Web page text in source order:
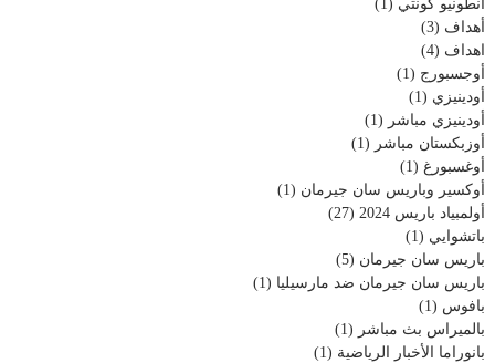
أنطونيو كونتي (1)
أهداف (3)
اهداف (4)
أوجسبورج (1)
أودينيزي (1)
أودينيزي مباشر (1)
أوزبكستان مباشر (1)
أوغسبورغ (1)
أوكسير وباريس سان جيرمان (1)
أولمبياد باريس 2024
(27)
باتشوايي (1)
باريس سان جيرمان (5)
باريس سان جيرمان ضد مارسيليا (1)
بافوس (1)
بالميراس بث مباشر (1)
بانوراما الأخبار الرياضية (1)